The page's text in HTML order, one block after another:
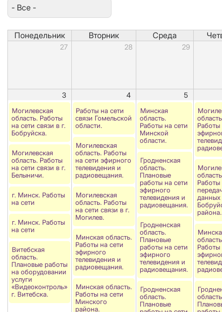
Понедельник Вторник Среда
27 28 29
3 4 5
Могилевская
область. Работы
на сети связи в г.
Бобруйска.
Могилевская
область. Работы
на сети связи в г.
Белыничи.
г. Минск. Работы
на сети
г. Минск. Работы
на сети
Витебская
область.
Плановые работы
на оборудовании
услуги
«Видеоконтроль»
г. Витебска.
Работы на сети
связи Гомельской
области.
Могилевская
область. Работы
на сети эфирного
телевидения и
радиовещания.
Могилевская
область. Работы
на сети связи в г.
Могилев.
Минская область.
Работы на сети
эфирного
телевидения и
радиовещания.
Минская область.
Работы на сети
Минского
района.
Минская
область.
Работы на сети
Минской
области.
Гродненская
область.
Плановые
работы на сети
эфирного
телевидения и
радиовещания.
Гродненская
область.
Плановые
работы на сети
эфирного
телевидения и
радиовещания.
Гродненская
область.
Плановые
Работы
Работы
данных
района.
Работы